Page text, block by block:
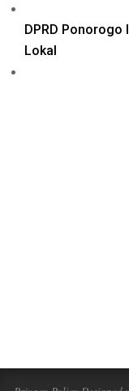
DPRD Ponorogo
Lokal